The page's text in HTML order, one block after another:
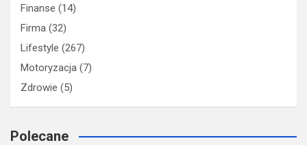
Finanse (14)
Firma (32)
Lifestyle (267)
Motoryzacja (7)
Zdrowie (5)
Polecane